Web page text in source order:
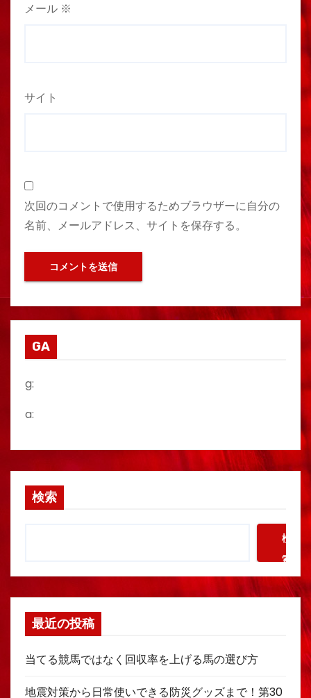
メール ※
サイト
次回のコメントで使用するためブラウザーに自分の
名前、メールアドレス、サイトを保存する。
GA
g:
a:
検索
検
索
最近の投稿
当てる競馬ではなく回収率を上げる馬の選び方
地震対策から日常使いできる防災グッズまで！第30